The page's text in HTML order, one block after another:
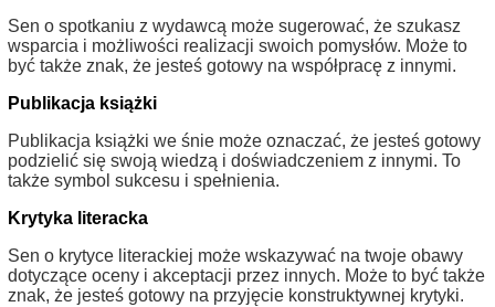
Sen o spotkaniu z wydawcą może sugerować, że szukasz
wsparcia i możliwości realizacji swoich pomysłów. Może to
być także znak, że jesteś gotowy na współpracę z innymi.
Publikacja książki
Publikacja książki we śnie może oznaczać, że jesteś gotowy
podzielić się swoją wiedzą i doświadczeniem z innymi. To
także symbol sukcesu i spełnienia.
Krytyka literacka
Sen o krytyce literackiej może wskazywać na twoje obawy
dotyczące oceny i akceptacji przez innych. Może to być także
znak, że jesteś gotowy na przyjęcie konstruktywnej krytyki.